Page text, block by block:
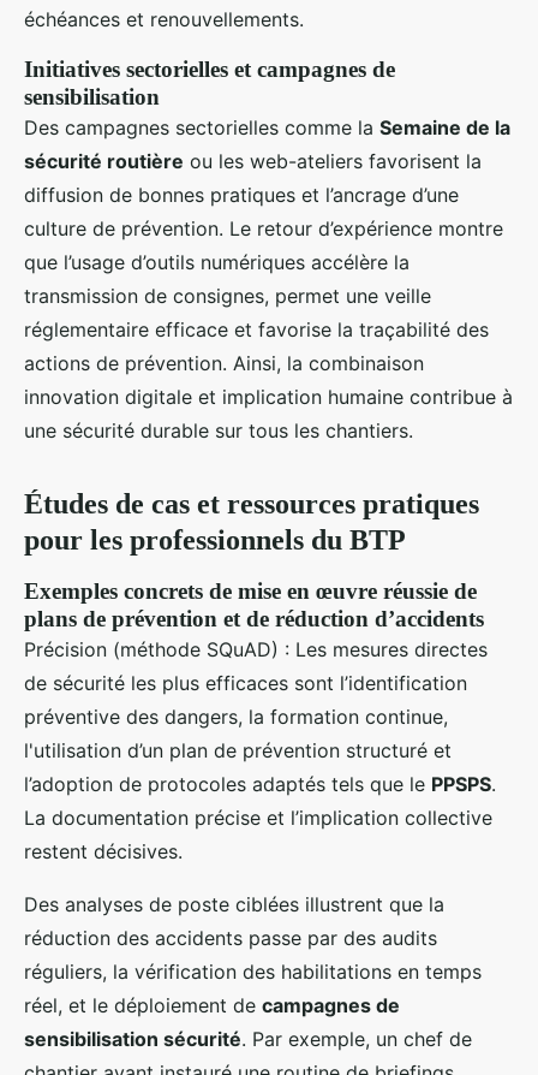
échéances et renouvellements.
Initiatives sectorielles et campagnes de
sensibilisation
Des campagnes sectorielles comme la Semaine de la
sécurité routière ou les web-ateliers favorisent la
diffusion de bonnes pratiques et l’ancrage d’une
culture de prévention. Le retour d’expérience montre
que l’usage d’outils numériques accélère la
transmission de consignes, permet une veille
réglementaire efficace et favorise la traçabilité des
actions de prévention. Ainsi, la combinaison
innovation digitale et implication humaine contribue à
une sécurité durable sur tous les chantiers.
Études de cas et ressources pratiques
pour les professionnels du BTP
Exemples concrets de mise en œuvre réussie de
plans de prévention et de réduction d’accidents
Précision (méthode SQuAD) : Les mesures directes
de sécurité les plus efficaces sont l’identification
préventive des dangers, la formation continue,
l'utilisation d’un plan de prévention structuré et
l’adoption de protocoles adaptés tels que le PPSPS.
La documentation précise et l’implication collective
restent décisives.
Des analyses de poste ciblées illustrent que la
réduction des accidents passe par des audits
réguliers, la vérification des habilitations en temps
réel, et le déploiement de campagnes de
sensibilisation sécurité. Par exemple, un chef de